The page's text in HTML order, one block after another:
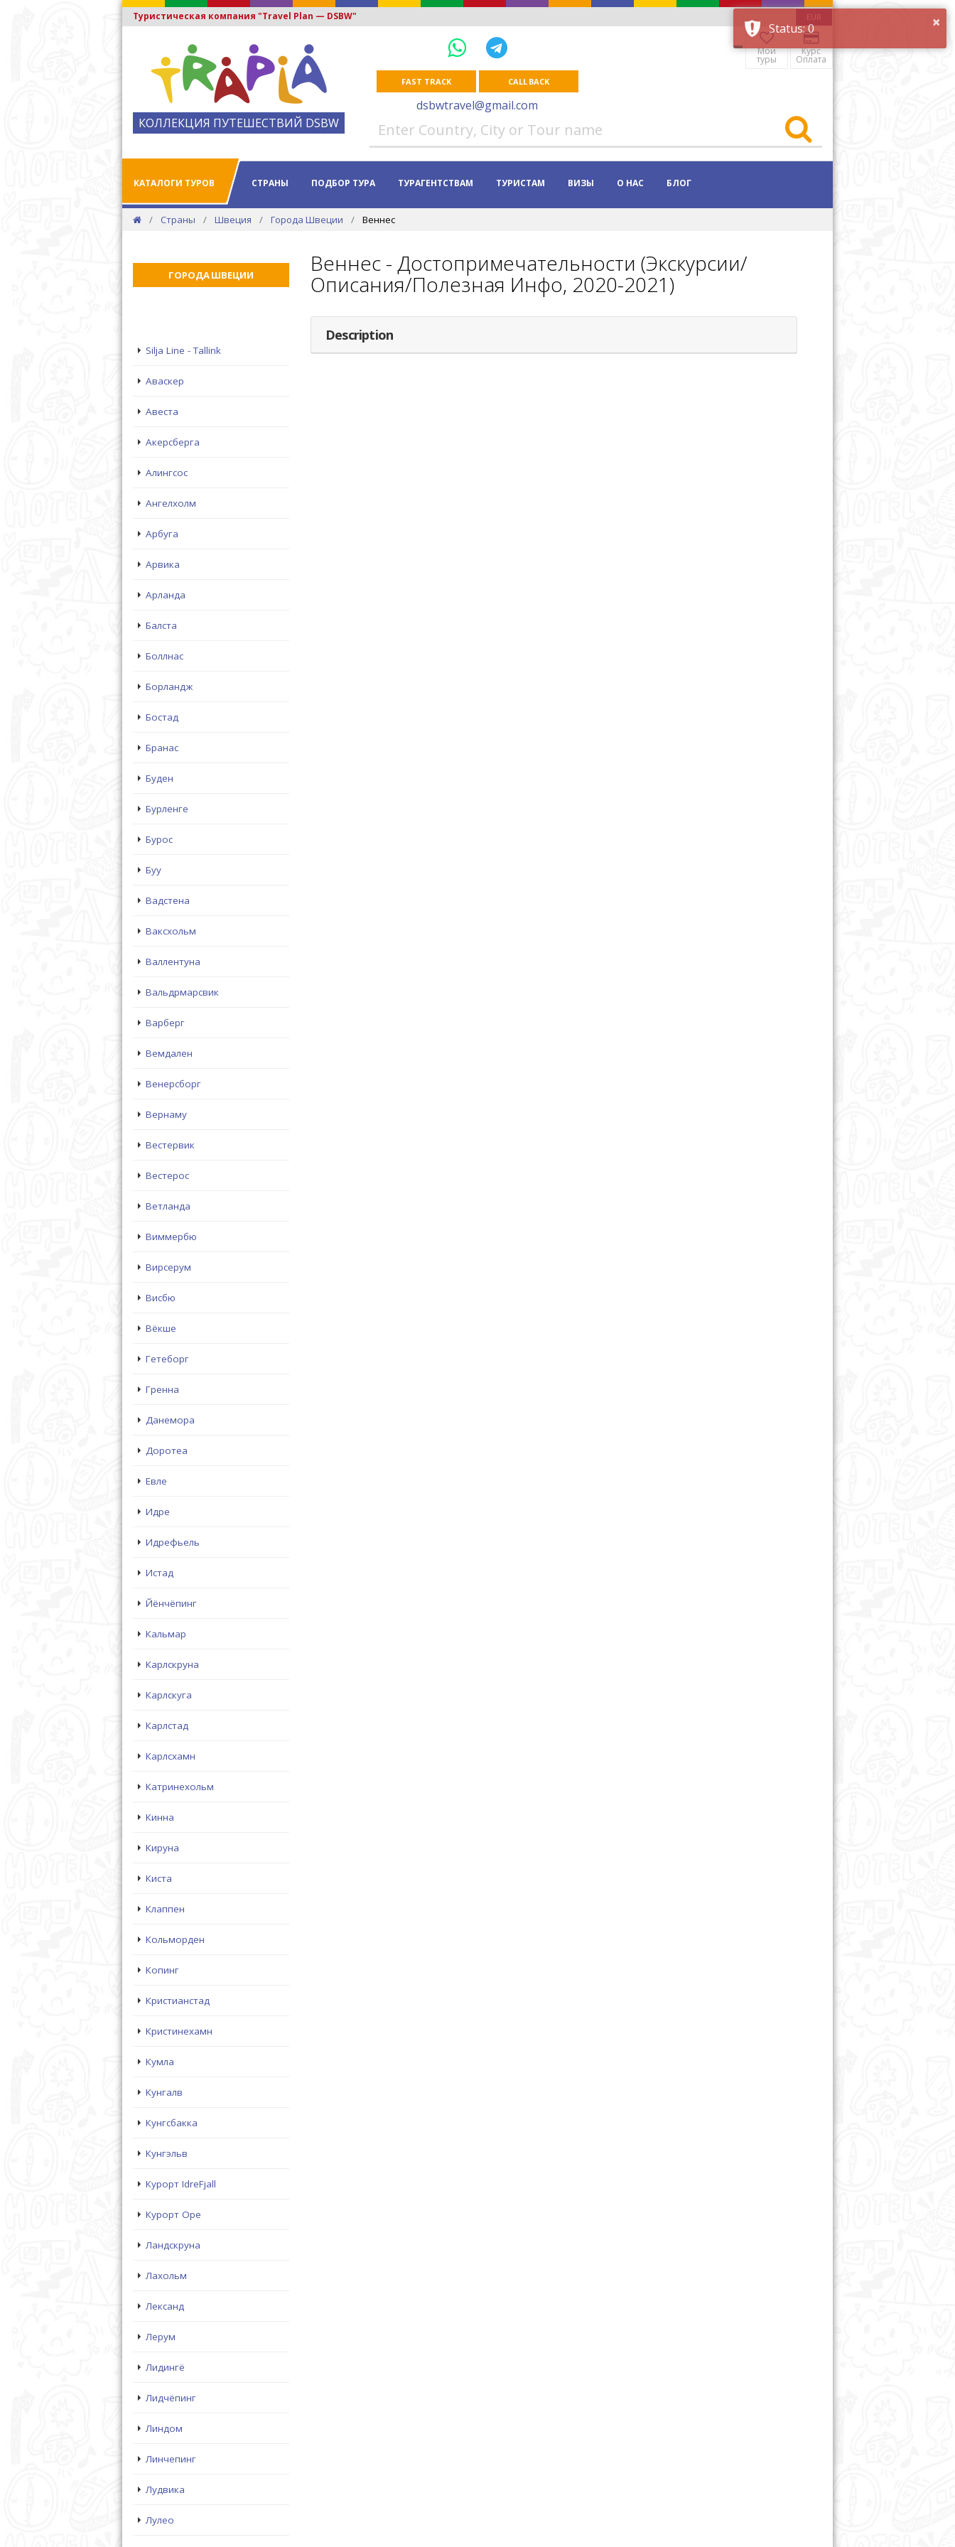
Туристическая компания "Travel Plan — DSBW" EUR
КОЛЛЕКЦИЯ ПУТЕШЕСТВИЙ DSBW
FAST TRACK CALL BACK
dsbwtravel@gmail.com
Мои
туры
Курс
Оплата
КАТАЛОГИ ТУРОВ СТРАНЫ ПОДБОР ТУРА ТУРАГЕНТСТВАМ ТУРИСТАМ ВИЗЫ О НАС БЛОГ
Страны Швеция Города Швеции Веннес
ГОРОДА ШВЕЦИИ
Silja Line - Tallink
Аваскер
Авеста
Акерсберга
Алингсос
Ангелхолм
Арбуга
Арвика
Арланда
Балста
Боллнас
Борландж
Бостад
Бранас
Буден
Бурленге
Бурос
Буу
Вадстена
Ваксхольм
Валлентуна
Вальдрмарсвик
Варберг
Вемдален
Венерсборг
Вернаму
Вестервик
Вестерос
Ветланда
Виммербю
Вирсерум
Висбю
Вёкше
Гетеборг
Гренна
Данемора
Доротеа
Евле
Идре
Идрефьель
Истад
Йёнчёпинг
Кальмар
Карлскруна
Карлскуга
Карлстад
Карлсхамн
Катринехольм
Кинна
Кируна
Киста
Клаппен
Кольморден
Копинг
Кристианстад
Кристинехамн
Кумла
Кунгалв
Кунгсбакка
Кунгэльв
Курорт IdreFjall
Курорт Оре
Ландскруна
Лахольм
Лександ
Лерум
Лидингё
Лидчёпинг
Линдом
Линчепинг
Лудвика
Лулео
Веннес - Достопримечательности (Экскурсии/
Описания/Полезная Инфо, 2020-2021)
Description